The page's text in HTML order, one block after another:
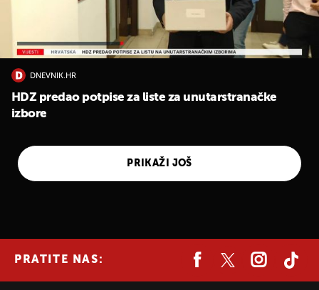
DNEVNIK.HR
HDZ predao potpise za liste za unutarstranačke
izbore
PRIKAŽI JOŠ
PRATITE NAS: